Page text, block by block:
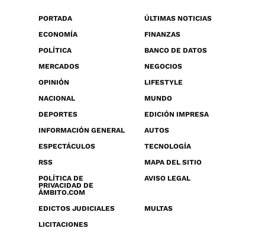
PORTADA
ÚLTIMAS NOTICIAS
ECONOMÍA
FINANZAS
POLÍTICA
BANCO DE DATOS
MERCADOS
NEGOCIOS
OPINIÓN
LIFESTYLE
NACIONAL
MUNDO
DEPORTES
EDICIÓN IMPRESA
INFORMACIÓN GENERAL
AUTOS
ESPECTÁCULOS
TECNOLOGÍA
RSS
MAPA DEL SITIO
POLÍTICA DE
PRIVACIDAD DE
ÁMBITO.COM
AVISO LEGAL
EDICTOS JUDICIALES
MULTAS
LICITACIONES